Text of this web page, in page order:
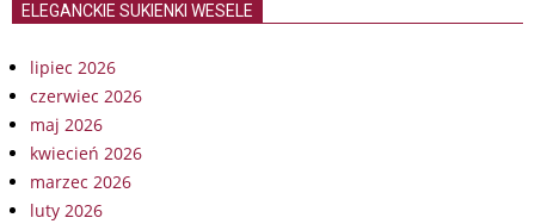
ELEGANCKIE SUKIENKI WESELE
lipiec 2026
czerwiec 2026
maj 2026
kwiecień 2026
marzec 2026
luty 2026